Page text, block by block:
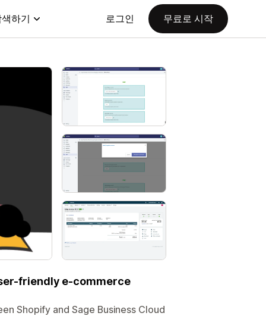
하기 로그인 무료로 시작
friendly e-commerce
Shopify and Sage Business Cloud